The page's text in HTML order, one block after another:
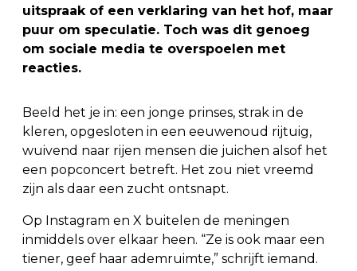
uitspraak of een verklaring van het hof, maar
puur om speculatie. Toch was dit genoeg
om sociale media te overspoelen met
reacties.
Beeld het je in: een jonge prinses, strak in de
kleren, opgesloten in een eeuwenoud rijtuig,
wuivend naar rijen mensen die juichen alsof het
een popconcert betreft. Het zou niet vreemd
zijn als daar een zucht ontsnapt.
Op Instagram en X buitelen de meningen
inmiddels over elkaar heen. “Ze is ook maar een
tiener, geef haar ademruimte,” schrijft iemand.